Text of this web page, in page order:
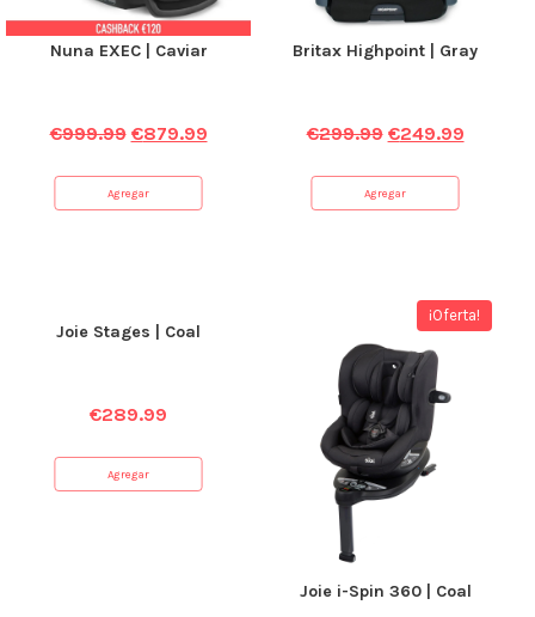
Nuna EXEC | Caviar
€999.99 €879.99
Agregar
Britax Highpoint | Gray
€299.99 €249.99
Agregar
Joie Stages | Coal
€289.99
Agregar
¡Oferta!
Joie i-Spin 360 | Coal